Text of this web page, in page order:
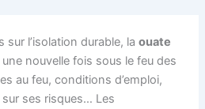
l’isolation durable, laouate
nouvelle fois sous le feu des
au feu, conditions d’emploi,
ses risques… Les